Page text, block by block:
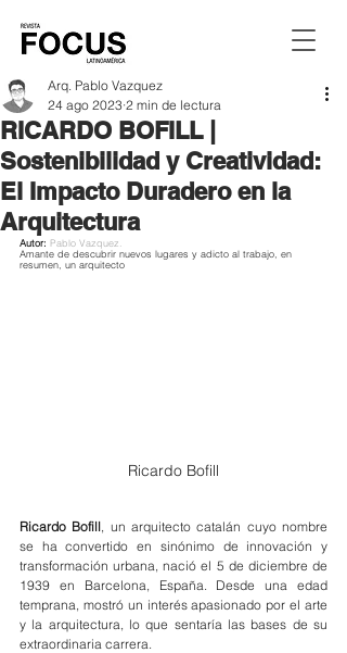
RICARDO BOFILL |
Sostenibilidad y Creatividad:
El Impacto Duradero en la
Arquitectura
Arq. Pablo Vazquez
24 ago 2023 2 min de lectura
Autor: Pablo Vazquez.
Amante de descubrir nuevos lugares y adicto al trabajo, en
resumen, un arquitecto
Ricardo Bofill
Ricardo Bofill , un arquitecto catalán cuyo nombre
se ha convertido en sinónimo de innovación y
transformación urbana, nació el 5 de diciembre de
1939 en Barcelona, España. Desde una edad
temprana, mostró un interés apasionado por el arte
y la arquitectura, lo que sentaría las bases de su
extraordinaria carrera.